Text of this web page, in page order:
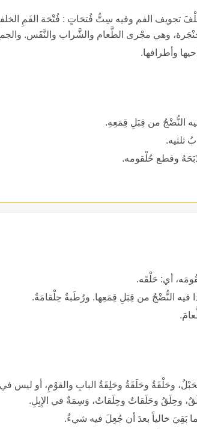
تجويف الفم وفيه سِتُّ فُتحَاتٍ : فُتْحَة الفَمِ
وهي مجْرى الطَّعام والشَّراب والنَّفَس.
وأطرافها.
النُّضْجُ من قِبَلِ قِمَعِهِ.
ثلثيه.
وقطع حُلْقومه.
أي: حَلْقَه.
فيه النُّضْجُ من قِبَلِ قِمَعِها. ورُطَبةٌ حِلْقامَةٌ.
وحَلْقَةُ وحَلَقَةُ وحَلِقَةُ البابِ والقوْمِ، أو ليس في
وحِلَقُ وحَلَقاتٌ وحِلَقاتٌ، وَسِمَةٌ في الإِبِلِ.